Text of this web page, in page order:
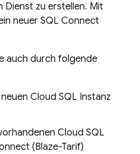
Dienst zu erstellen. Mit
neuer SQL Connect
auch durch folgende
Cloud SQL Instanz
Cloud SQL
(Blaze-Tarif)